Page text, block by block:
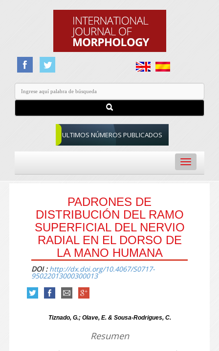
ULTIMOS NÚMEROS PUBLICADOS
Toggle
navigation
PADRONES DE
DISTRIBUCIÓN DEL RAMO
SUPERFICIAL DEL NERVIO
RADIAL EN EL DORSO DE
LA MANO HUMANA
DOI : http://dx.doi.org/10.4067/S0717-
95022013000300013
Tiznado, G.; Olave, E. & Sousa-Rodrigues, C.
Resumen